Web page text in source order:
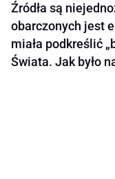
Źródła są
obarczonych jest
miała podkreślić
Świata. Jak było